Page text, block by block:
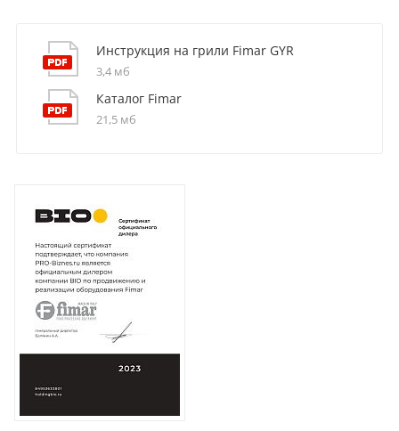
Инструкция на грили Fimar GYR
3,4 мб
Каталог Fimar
21,5 мб